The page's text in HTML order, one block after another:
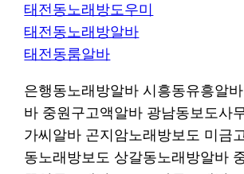
태전동노래방도우미
태전동노래방알바
태전동룸알바
은행동노래방알바 시흥동유흥알
바 중원구고액알바 광남동보도사
가씨알바 곤지암노래방보도 미금
동노래방보도 상갈동노래방알바